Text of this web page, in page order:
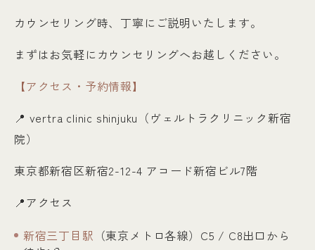
カウンセリング時、丁寧にご説明いたします。
まずはお気軽にカウンセリングへお越しください。
【アクセス・予約情報】
📍 vertra clinic shinjuku（ヴェルトラクリニック新宿
院）
東京都新宿区新宿2-12-4 アコード新宿ビル7階
📍アクセス
新宿三丁目駅 （東京メトロ各線）C5 / C8出口から